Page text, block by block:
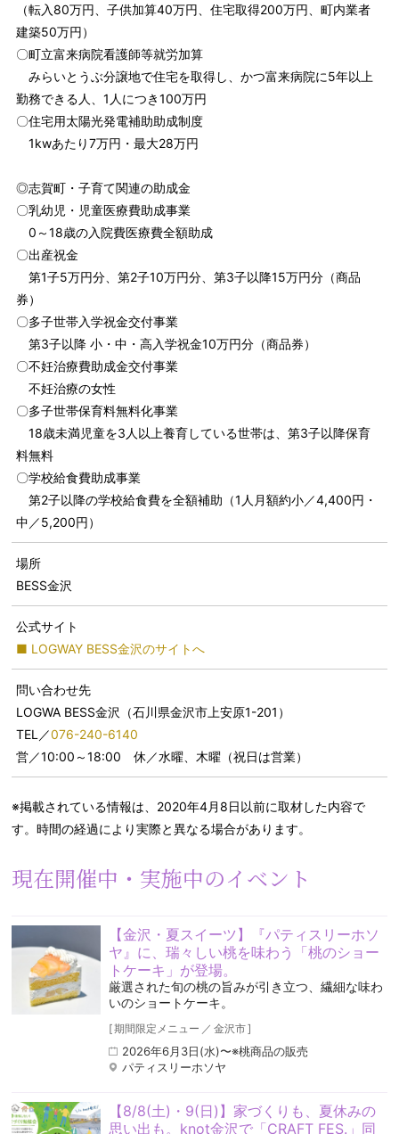
（転入80万円、子供加算40万円、住宅取得200万円、町内業者
建築50万円）
〇町立富来病院看護師等就労加算
みらいとうぶ分譲地で住宅を取得し、かつ富来病院に5年以上
勤務できる人、1人につき100万円
〇住宅用太陽光発電補助助成制度
1kwあたり7万円・最大28万円
◎志賀町・子育て関連の助成金
〇乳幼児・児童医療費助成事業
0～18歳の入院費医療費全額助成
〇出産祝金
第1子5万円分、第2子10万円分、第3子以降15万円分（商品
券）
〇多子世帯入学祝金交付事業
第3子以降 小・中・高入学祝金10万円分（商品券）
〇不妊治療費助成金交付事業
不妊治療の女性
〇多子世帯保育料無料化事業
18歳未満児童を3人以上養育している世帯は、第3子以降保育
料無料
〇学校給食費助成事業
第2子以降の学校給食費を全額補助（1人月額約小／4,400円・
中／5,200円）
場所
BESS金沢
公式サイト
■ LOGWAY BESS金沢のサイトへ
問い合わせ先
LOGWA BESS金沢（石川県金沢市上安原1-201）
TEL／076-240-6140
営／10:00～18:00 休／水曜、木曜（祝日は営業）
※掲載されている情報は、2020年4月8日以前に取材した内容で
す。時間の経過により実際と異なる場合があります。
現在開催中・実施中のイベント
【金沢・夏スイーツ】『パティスリーホソ
ヤ』に、瑞々しい桃を味わう「桃のショー
トケーキ」が登場。
厳選された旬の桃の旨みが引き立つ、繊細な味わ
いのショートケーキ。
[期間限定メニュー ／ 金沢市]
2026年6月3日(水)〜※桃商品の販売
パティスリーホソヤ
【8/8(土)・9(日)】家づくりも、夏休みの
思い出も。knot金沢で「CRAFT FES.」同